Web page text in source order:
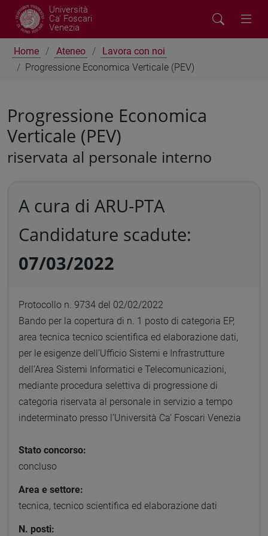
Università
Ca' Foscari
Venezia
Home Ateneo
Lavora con noi
Progressione Economica Verticale (PEV)
Progressione Economica
Verticale (PEV)
riservata al personale interno
A cura di ARU-PTA
Candidature scadute:
07/03/2022
Protocollo n. 9734 del 02/02/2022
Bando per la copertura di n. 1 posto di categoria EP,
area tecnica tecnico scientifica ed elaborazione dati,
per le esigenze dell’Ufficio Sistemi e Infrastrutture
dell’Area Sistemi Informatici e Telecomunicazioni,
mediante procedura selettiva di progressione di
categoria riservata al personale in servizio a tempo
indeterminato presso l’Università Ca’ Foscari Venezia
Stato concorso:
concluso
Area e settore:
tecnica, tecnico scientifica ed elaborazione dati
N. posti: